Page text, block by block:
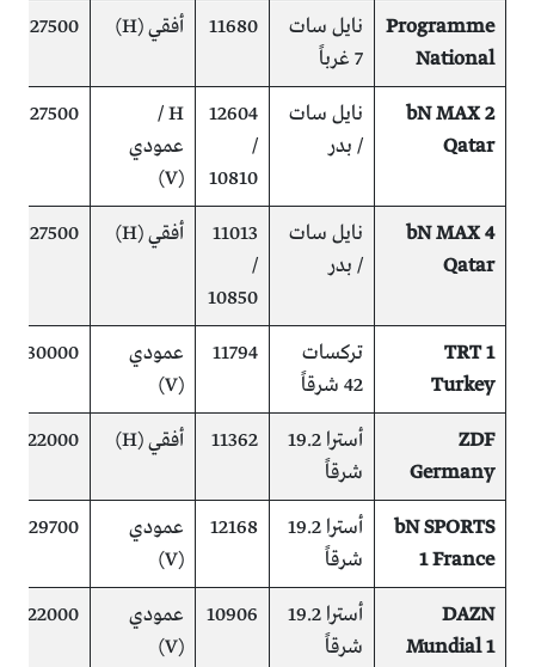
Programme
National
نايل سات
7 غرباً
11680 أفقي (H) 27500
bN MAX 2
Qatar
نايل سات
/ بدر
12604
/
10810
H /
عمودي
(V)
27500
bN MAX 4
Qatar
نايل سات
/ بدر
11013
/
10850
أفقي (H) 27500
TRT 1
Turkey
تركسات
42 شرقاً
11794
عمودي
(V)
30000
ZDF
Germany
أسترا 19.2
شرقاً
11362 أفقي (H) 22000
bN SPORTS
1 France
أسترا 19.2
شرقاً
12168
عمودي
(V)
29700
DAZN
Mundial 1
أسترا 19.2
شرقاً
10906
عمودي
(V)
22000